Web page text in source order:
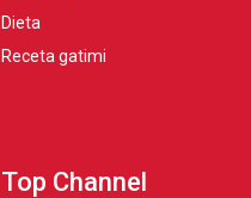
Dieta
Receta gatimi
Top Channel